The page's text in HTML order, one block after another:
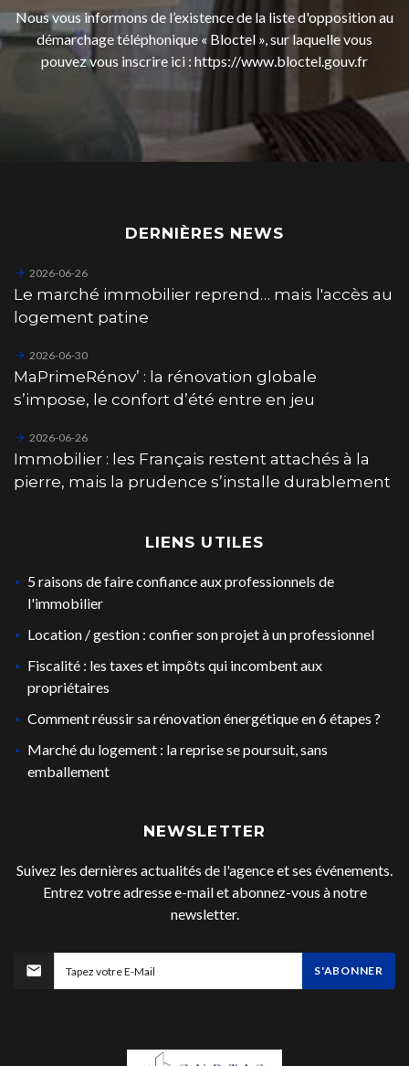
Nous vous informons de l’existence de la liste d'opposition au
démarchage téléphonique « Bloctel », sur laquelle vous
pouvez vous inscrire ici : https://www.bloctel.gouv.fr
DERNIÈRES NEWS
2026-06-26
Le marché immobilier reprend… mais l'accès au
logement patine
2026-06-30
MaPrimeRénov’ : la rénovation globale
s’impose, le confort d’été entre en jeu
2026-06-26
Immobilier : les Français restent attachés à la
pierre, mais la prudence s’installe durablement
LIENS UTILES
5 raisons de faire confiance aux professionnels de
l'immobilier
Location / gestion : confier son projet à un professionnel
Fiscalité : les taxes et impôts qui incombent aux
propriétaires
Comment réussir sa rénovation énergétique en 6 étapes ?
Marché du logement : la reprise se poursuit, sans
emballement
NEWSLETTER
Suivez les dernières actualités de l'agence et ses événements.
Entrez votre adresse e-mail et abonnez-vous à notre
newsletter.
S'ABONNER